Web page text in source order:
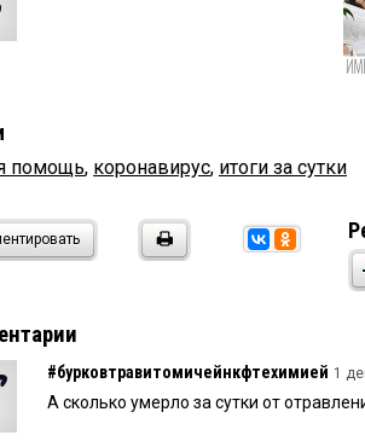
помощь, коронавирус, итоги за сутки
#бурковтравитомичейнкфтехимией 1
А сколько умерло за сутки от